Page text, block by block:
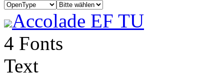
Accolade EF TU
4 Fonts
Text